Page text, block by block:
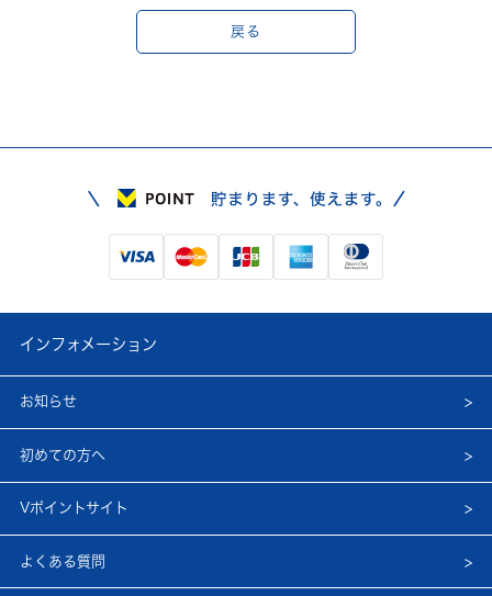
戻る
インフォメーション
お知らせ
初めての方へ
Vポイントサイト
よくある質問